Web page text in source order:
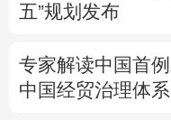
五”规划发布
专家解读中国首
中国经贸治理体